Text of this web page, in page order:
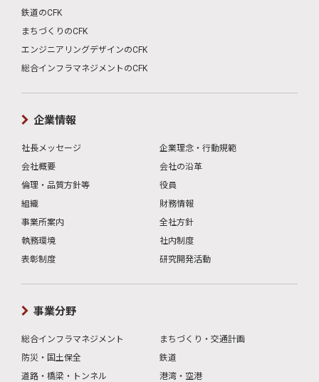
鉄道のCFK
まちづくりのCFK
エンジニアリングデザインのCFK
総合インフラマネジメントのCFK
企業情報
社長メッセージ
企業理念・行動規範
会社概要
会社の沿革
倫理・品質方針等
役員
組織
財務情報
事業所案内
全社方針
執務環境
社内制度
表彰制度
研究開発活動
事業分野
総合インフラマネジメント
まちづくり・交通計画
防災・国土保全
鉄道
道路・橋梁・トンネル
港湾・空港